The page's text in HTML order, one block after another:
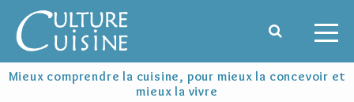
Mieux comprendre la cuisine, pour mieux la concevoir et
mieux la vivre